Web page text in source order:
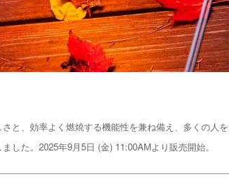
と、効率よく燃焼する機能性を兼ね備え、多くの人
した。2025年9月5日 (金) 11:00AMより販売開始。